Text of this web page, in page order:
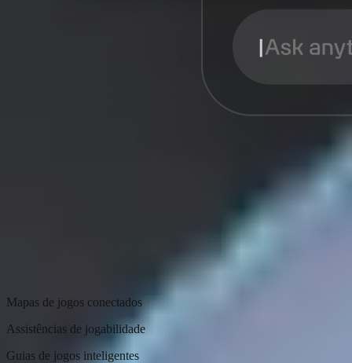
Mapas de jogos conectados
Assistências de jogabilidade
Guias de jogos inteligentes